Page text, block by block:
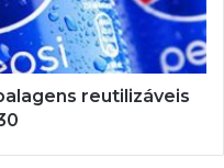
reutilizáveis